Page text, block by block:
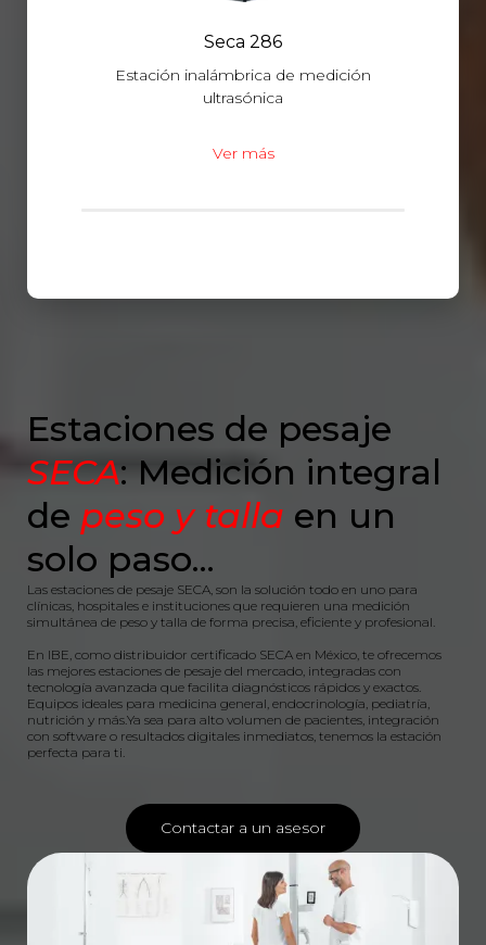
Seca 286
Estación inalámbrica de medición
ultrasónica
Ver más
Estaciones de pesaje
SECA: Medición integral
de peso y talla en un
solo paso...
Las estaciones de pesaje SECA, son la solución todo en uno para
clínicas, hospitales e instituciones que requieren una medición
simultánea de peso y talla de forma precisa, eficiente y profesional.
En IBE, como distribuidor certificado SECA en México, te ofrecemos
las mejores estaciones de pesaje del mercado, integradas con
tecnología avanzada que facilita diagnósticos rápidos y exactos.
Equipos ideales para medicina general, endocrinología, pediatría,
nutrición y más.Ya sea para alto volumen de pacientes, integración
con software o resultados digitales inmediatos, tenemos la estación
perfecta para ti.
Contactar a un asesor